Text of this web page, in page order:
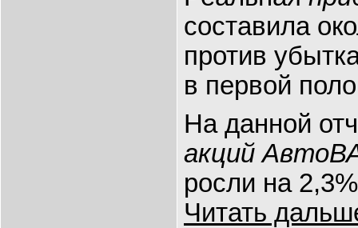
составила
против
в первой
На данной
акций
росли на
Читать